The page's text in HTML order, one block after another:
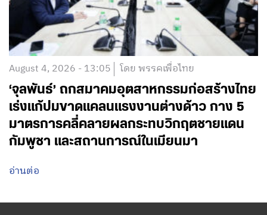
August 4, 2026 - 13:05 โดย พรรคเพื่อไทย
‘จุลพันธ์’ ถกสมาคมอุตสาหกรรมก่อสร้างไทย
เร่งแก้ปมขาดแคลนแรงงานต่างด้าว กาง 5
มาตรการคลี่คลายผลกระทบวิกฤตชายแดน
กัมพูชา และสถานการณ์ในเมียนมา
อ่านต่อ